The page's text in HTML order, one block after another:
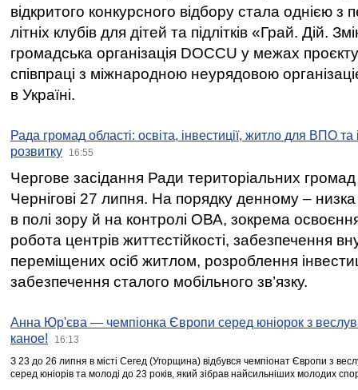
відкритого конкурсного відбору стала однією
літніх клубів для дітей та підлітків «Грай. Дій.
громадська організація DOCCU у межах
співпраці з міжнародною неурядовою
в Україні.
Рада громад області: освіта, інвестиції, житло для ВПО
розвитку
16:55
Чергове засідання Ради територіальних громад
Чернігові 27 липня. На порядку денному –
в полі зору й на контролі ОВА, зокрема освоєння
робота центрів життєстійкості, забезпечення
переміщених осіб житлом, розроблення
забезпечення сталого мобільного зв’язку.
Анна Юр'єва — чемпіонка Європи серед юніорок з
каное!
16:13
З 23 до 26 липня в місті Сегед (Угорщина) відбувся чемпіонат Європи з
серед юніорів та молоді до 23 років, який зібрав найсильніших молодих